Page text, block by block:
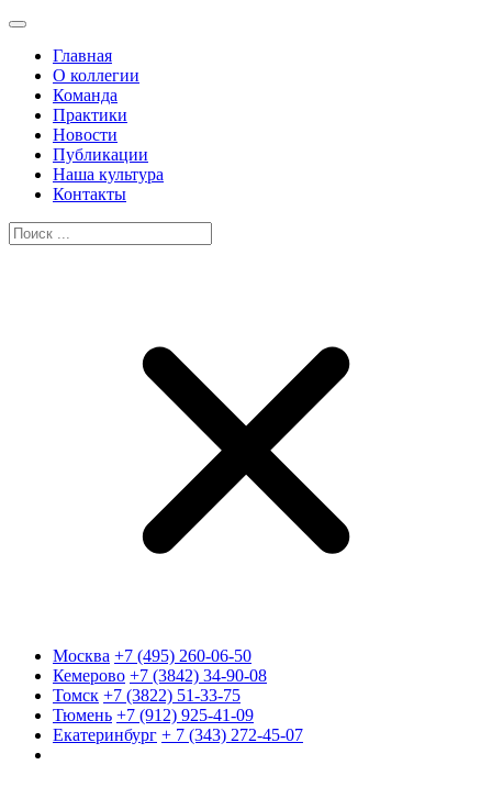
Главная
О коллегии
Команда
Практики
Новости
Публикации
Наша культура
Контакты
Москва +7 (495) 260-06-50
Кемерово +7 (3842) 34-90-08
Томск +7 (3822) 51-33-75
Тюмень +7 (912) 925-41-09
Екатеринбург + 7 (343) 272-45-07